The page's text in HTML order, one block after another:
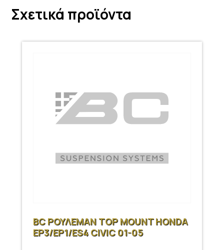
Σχετικά προϊόντα
BC ΡΟΥΛΕΜΑΝ TOP MOUNT HONDA
EP3/EP1/ES4 CIVIC 01-05